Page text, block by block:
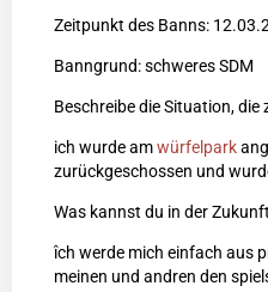
Zeitpunkt des Banns:
Banngrund: schweres SDM
Beschreibe die Situation,
ich wurde amwürfelpark
zurückgeschossen und
Was kannst du in der
îch werde mich einfach aus
meinen und andren den